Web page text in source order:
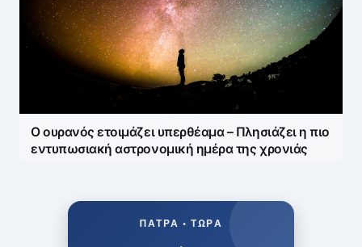
Ο ουρανός ετοιμάζει υπερθέαμα – Πλησιάζει η πιο
εντυπωσιακή αστρονομική ημέρα της χρονιάς
ΠΆΤΡΑ • ΤΏΡΑ